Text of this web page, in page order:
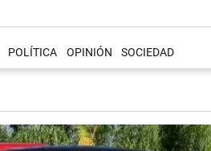
POLÍTICA OPINIÓN SOCIEDAD